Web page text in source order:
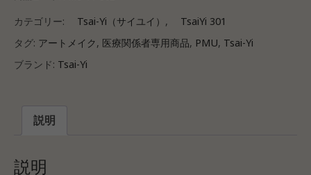
カテゴリー: Tsai-Yi（サイユイ） ,
TsaiYi 301
タグ: アートメイク, 医療関係者専用商品, PMU, Tsai-Yi
ブランド: Tsai-Yi
説明
説明